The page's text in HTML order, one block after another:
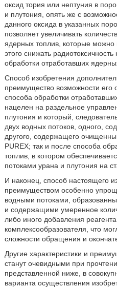
оксид тория или нептуния в
и плутония, опять же с
данного оксида в указанных
позволяет увеличивать
ядерных топлив, которые можно
этого снижать
обработки отработавших
Способ изобретения
преимущество возможности его
способа обработки
нацелен на раздельное
плутония и который,
двух водных потоков, одного,
другого, содержащего
PUREX; так и после способа
топлив, в котором
потоками урана и плутония на
И наконец, способ настоящего
преимуществом особенно
водными потоками,
и содержащими умеренное
либо иного добавления
комплексообразователя, что
сложности обращения и
Другие характеристики и
станут очевидными при
представленной ниже, в
варианта осуществления